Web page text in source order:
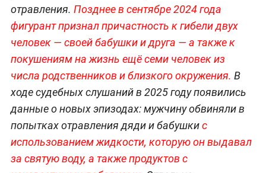
отравления. Позднее в сентябре 2024 года
фигурант признал причастность к гибели двух
человек — своей бабушки и друга — а также к
покушениям на жизнь ещё семи человек из
числа родственников и близкого окружения. В
ходе судебных слушаний в 2025 году появились
данные о новых эпизодах: мужчину обвиняли в
попытках отравления дяди и бабушкис
использованием жидкости, которую он выдавал
за святую воду, а также продуктов с